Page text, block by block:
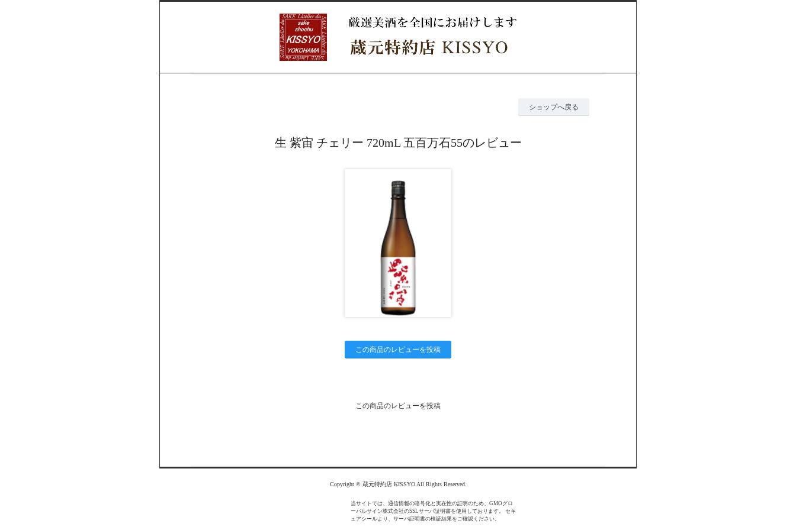
ショップへ戻る
生 紫宙 チェリー 720mL 五百万石55のレビュー
この商品のレビューを投稿
この商品のレビューを投稿
Copyright © 蔵元特約店 KISSYO All Rights Reserved.
当サイトでは、通信情報の暗号化と実在性の証明のため、GMOグロ
ーバルサイン株式会社のSSLサーバ証明書を使用しております。 セキ
ュアシールより、サーバ証明書の検証結果をご確認ください。